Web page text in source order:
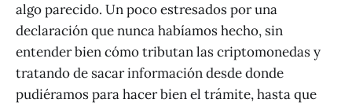
algo parecido. Un poco estresados por una
declaración que nunca habíamos hecho, sin
entender bien cómo tributan las criptomonedas y
tratando de sacar información desde donde
pudiéramos para hacer bien el trámite, hasta que